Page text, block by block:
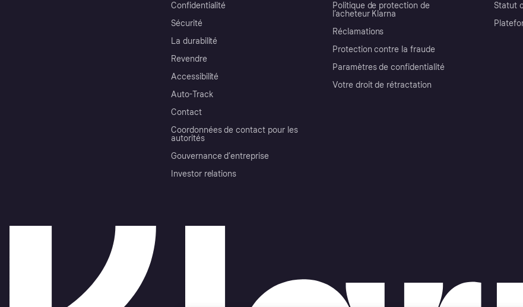
Confidentialité
Sécurité
La durabilité
Revendre
Accessibilité
Auto-Track
Contact
Coordonnées de contact pour les
autorités
Gouvernance d’entreprise
Investor relations
Politique de protection de
l’acheteur Klarna
Réclamations
Protection contre la fraude
Paramètres de confidentialité
Votre droit de rétractation
Statut